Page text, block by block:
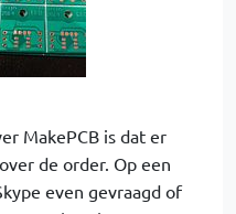
MakePCB is dat er
de order. Op een
even gevraagd of